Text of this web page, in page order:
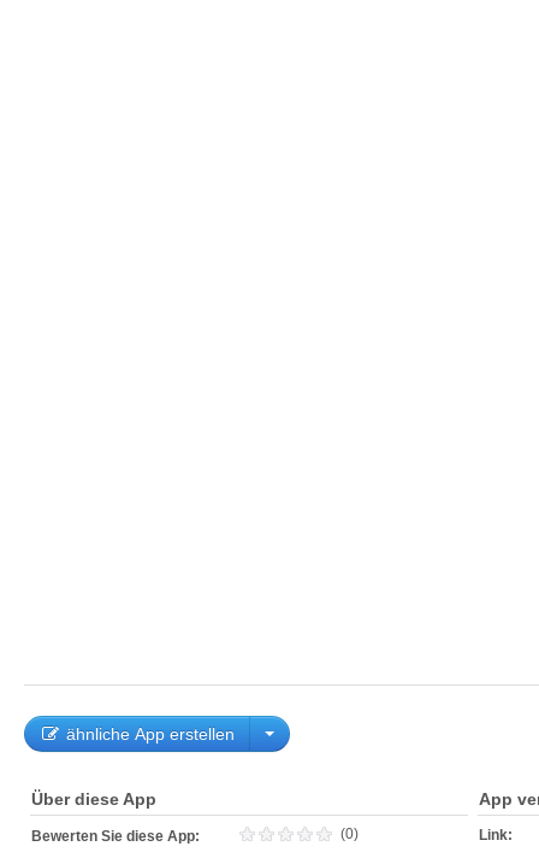
ähnliche App erstellen
Über diese App
Bewerten Sie diese App: (0)
App
Link: